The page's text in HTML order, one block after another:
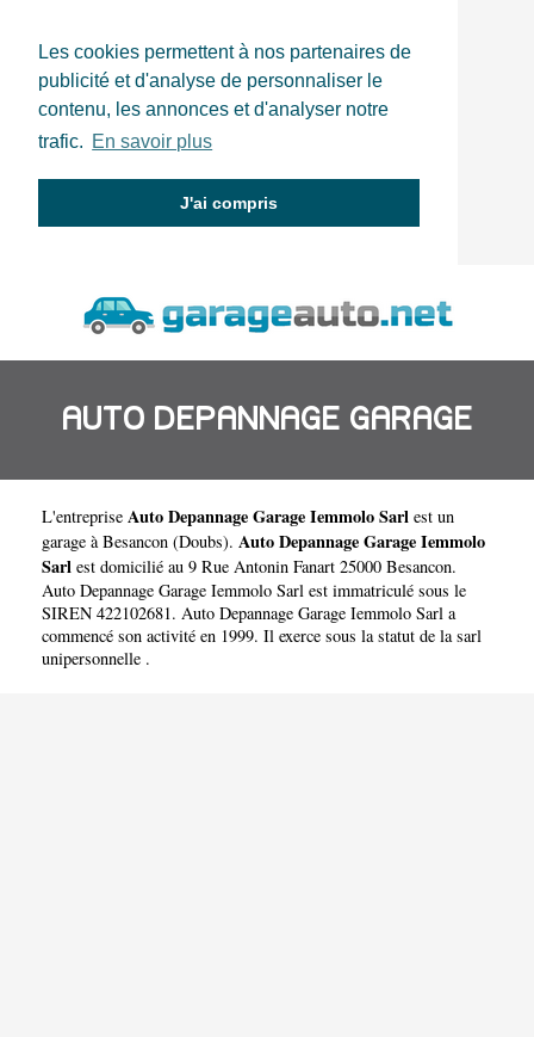
Les cookies permettent à nos partenaires de
publicité et d'analyse de personnaliser le
contenu, les annonces et d'analyser notre
trafic. En savoir plus
J'ai compris
AUTO DEPANNAGE GARAGE
IEMMOLO SARL
L'entreprise Auto Depannage Garage Iemmolo Sarl est un
garage à Besancon (Doubs). Auto Depannage Garage Iemmolo
Sarl est domicilié au 9 Rue Antonin Fanart 25000 Besancon.
Auto Depannage Garage Iemmolo Sarl est immatriculé sous le
SIREN 422102681. Auto Depannage Garage Iemmolo Sarl a
commencé son activité en 1999. Il exerce sous la statut de la sarl
unipersonnelle .